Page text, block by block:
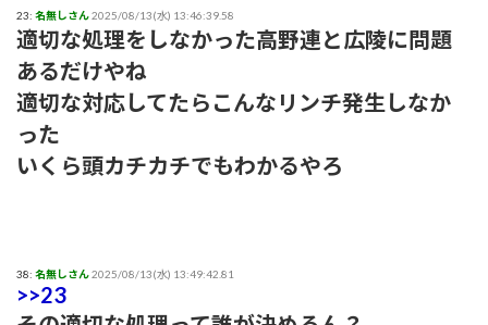
23: 名無しさん2025/08/13(水) 13:46:39.58
適切な処理をしなかった高野連と広陵に問題
あるだけやね
適切な対応してたらこんなリンチ発生しなか
った
いくら頭カチカチでもわかるやろ
38: 名無しさん2025/08/13(水) 13:49:42.81
>>23